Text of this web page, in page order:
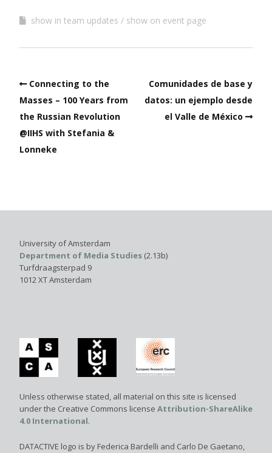
show in team updates show on event page
Connecting to the
Masses – 100 Years from
the Russian Revolution
@IIHS with Stefania &
Lonneke
Comunidades de base y
datos: un ejemplo desde
el Valle de México
University of Amsterdam
Department of Media Studies (2.13b)
Turfdraagsterpad 9
1012 XT Amsterdam
Unless otherwise stated, all material on this site is licensed
under the Creative Commons license Attribution-ShareAlike
4.0 International.
DATACTIVE logo is by Federica Bardelli and Carlo De Gaetano,